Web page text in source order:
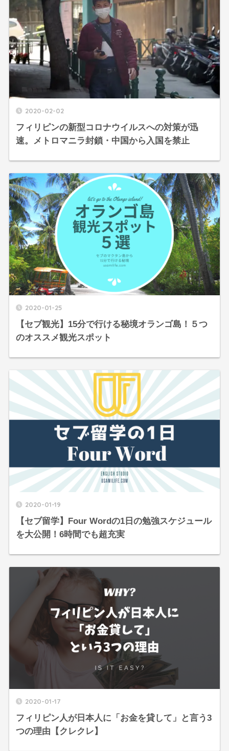
2020-02-02
フィリピンの新型コロナウイルスへの対策が迅
速。メトロマニラ封鎖・中国から入国を禁止
2020-01-25
【セブ観光】15分で行ける秘境オランゴ島！５つ
のオススメ観光スポット
2020-01-19
【セブ留学】Four Wordの1日の勉強スケジュール
を大公開！6時間でも超充実
2020-01-17
フィリピン人が日本人に「お金を貸して」と言う3
つの理由【クレクレ】